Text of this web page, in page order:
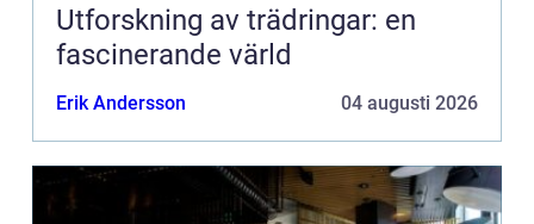
Utforskning av trädringar: en
fascinerande värld
Erik Andersson 04 augusti 2026